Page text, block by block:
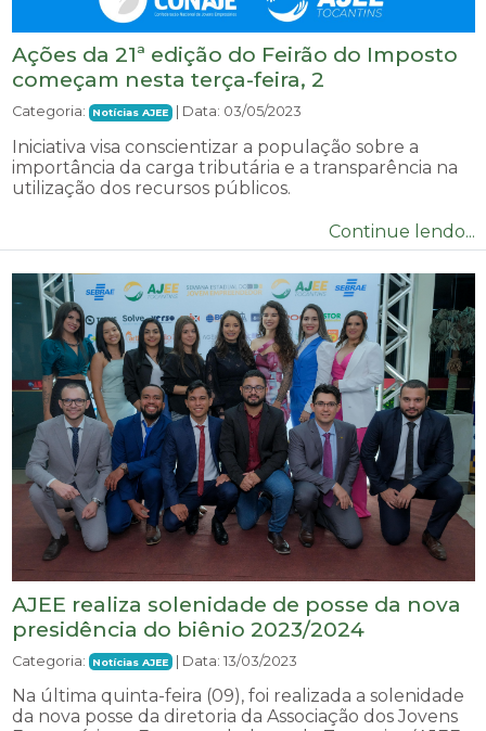
Ações da 21ª edição do Feirão do Imposto
começam nesta terça-feira, 2
Categoria: Notícias AJEE | Data: 03/05/2023
Iniciativa visa conscientizar a população sobre a
importância da carga tributária e a transparência na
utilização dos recursos públicos.
Continue lendo...
AJEE realiza solenidade de posse da nova
presidência do biênio 2023/2024
Categoria: Notícias AJEE | Data: 13/03/2023
Na última quinta-feira (09), foi realizada a solenidade
da nova posse da diretoria da Associação dos Jovens